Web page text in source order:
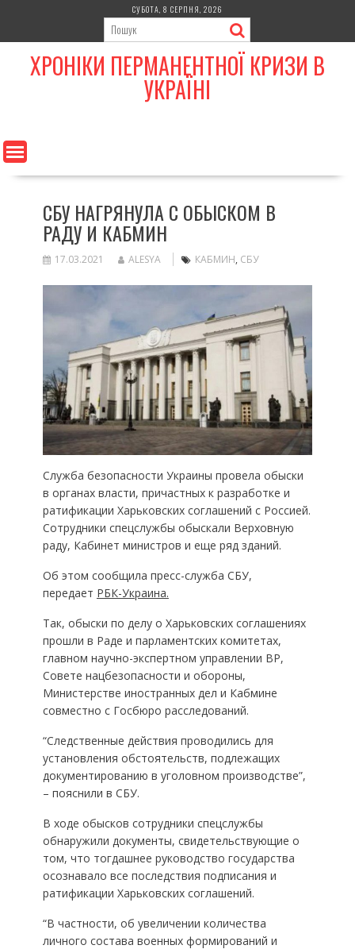
content
СУБОТА, 8 СЕРПНЯ, 2026
ХРОНІКИ ПЕРМАНЕНТНОЇ КРИЗИ В
УКРАЇНІ
СБУ НАГРЯНУЛА С ОБЫСКОМ В
РАДУ И КАБМИН
17.03.2021 ALESYA КАБМИН, СБУ
Служба безопасности Украины провела обыски
в органах власти, причастных к разработке и
ратификации Харьковских соглашений с Россией.
Сотрудники спецслужбы обыскали Верховную
раду, Кабинет министров и еще ряд зданий.
Об этом сообщила пресс-служба СБУ,
передает РБК-Украина.
Так, обыски по делу о Харьковских соглашениях
прошли в Раде и парламентских комитетах,
главном научно-экспертном управлении ВР,
Совете нацбезопасности и обороны,
Министерстве иностранных дел и Кабмине
совместно с Госбюро расследований.
“Следственные действия проводились для
установления обстоятельств, подлежащих
документированию в уголовном производстве”,
– пояснили в СБУ.
В ходе обысков сотрудники спецслужбы
обнаружили документы, свидетельствующие о
том, что тогдашнее руководство государства
осознавало все последствия подписания и
ратификации Харьковских соглашений.
“В частности, об увеличении количества
личного состава военных формирований и